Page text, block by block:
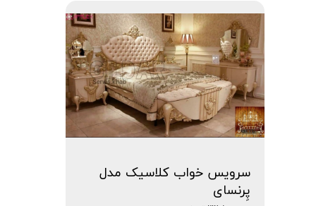
سرویس خواب کلاسیک مدل
پِرنسای